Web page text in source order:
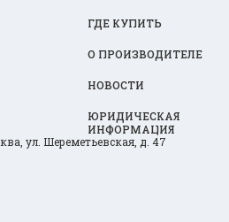
ГДЕ КУПИТЬ
О ПРОИЗВОДИТЕЛЕ
НОВОСТИ
ЮРИДИЧЕСКАЯ
ИНФОРМАЦИЯ
ул. Шереметьевская, д. 47